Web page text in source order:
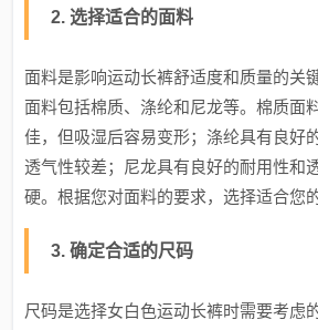
2. 选择适合的面料
面料是影响运动长裤舒适度和质量的关
面料包括棉质、涤纶和尼龙等。棉质面
佳，但吸湿后容易变形；涤纶具有良好
透气性较差；尼龙具有良好的耐用性和
硬。根据您对面料的要求，选择适合您
3. 确定合适的尺码
尺码是选择女白色运动长裤时需要考虑